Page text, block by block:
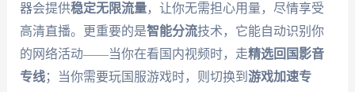
器会提供稳定无限流量，让你无需担心用量，尽情享受
高清直播。更重要的是智能分流技术，它能自动识别你
的网络活动——当你在看国内视频时，走精选回国影音
专线；当你需要玩国服游戏时，则切换到 游戏加速专